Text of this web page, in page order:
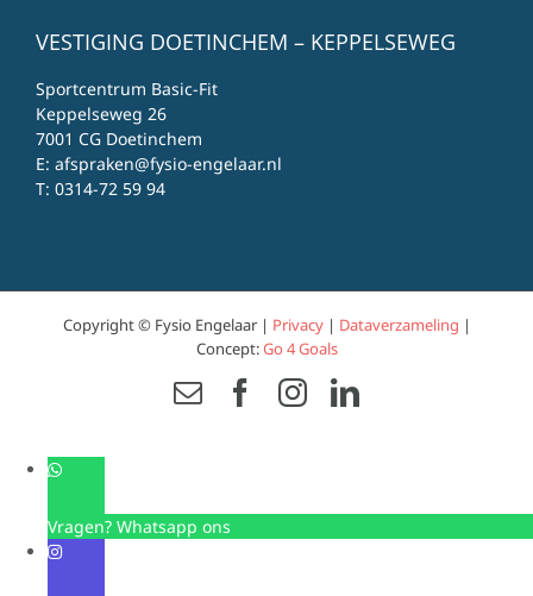
VESTIGING DOETINCHEM – KEPPELSEWEG
Sportcentrum Basic-Fit
Keppelseweg 26
7001 CG Doetinchem
E: afspraken@fysio-engelaar.nl
T: 0314-72 59 94
Copyright © Fysio Engelaar | Privacy| Dataverzameling |
Concept:Go 4 Goals
Email Facebook
Instagram
LinkedIn
Vragen? Whatsapp ons